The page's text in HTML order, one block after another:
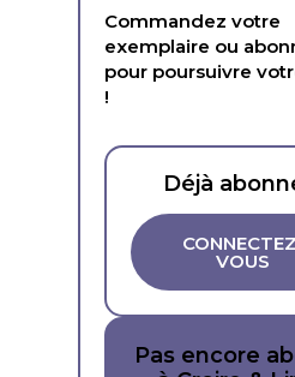
Commandez votre
exemplaire ou
pour poursuivre
!
Déjà
VOUS
Pas encore